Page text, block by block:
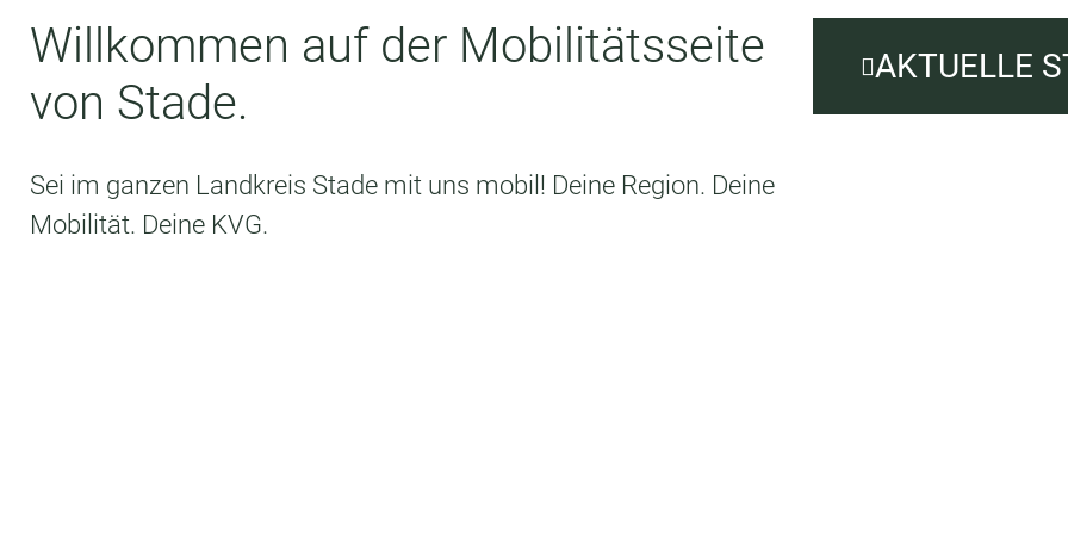
STADE
Willkommen auf der Mobilitätsseite
von Stade.
Sei im ganzen Landkreis Stade mit uns mobil! Deine Region. Deine
Mobilität. Deine KVG.
AKTUELLE